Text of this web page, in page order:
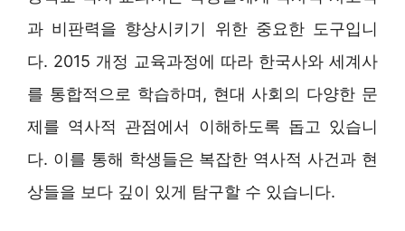
과 비판력을 향상시키기 위한 중요한 도구입니
다. 2015 개정 교육과정에 따라 한국사와 세계사
를 통합적으로 학습하며, 현대 사회의 다양한 문
제를 역사적 관점에서 이해하도록 돕고 있습니
다. 이를 통해 학생들은 복잡한 역사적 사건과 현
상들을 보다 깊이 있게 탐구할 수 있습니다.